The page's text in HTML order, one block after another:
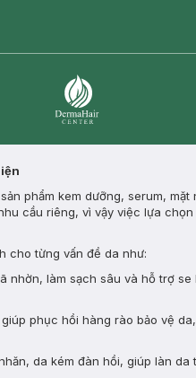
phẩm kem dưỡng, serum,
cầu riêng, vì vậy việc lựa
cho từng vấn đề da như:
nhờn, làm sạch sâu và hỗ trợ
phục hồi hàng rào bảo vệ
da kém đàn hồi, giúp làn da